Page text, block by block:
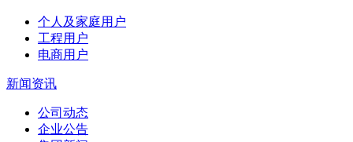
个人及家庭用户
工程用户
电商用户
新闻资讯
公司动态
企业公告